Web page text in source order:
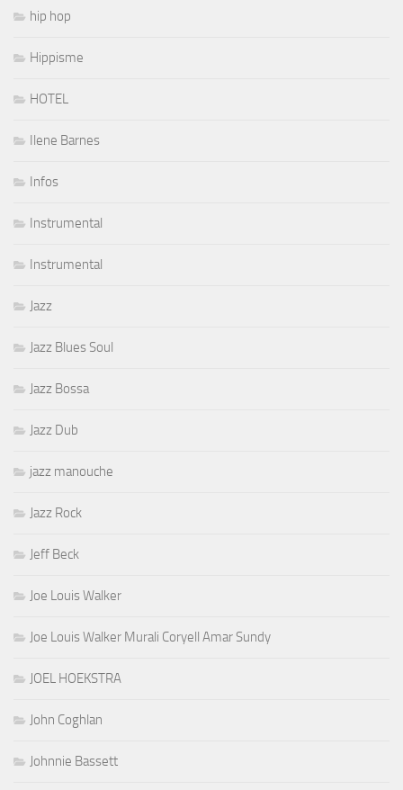
hip hop
Hippisme
HOTEL
Ilene Barnes
Infos
Instrumental
Instrumental
Jazz
Jazz Blues Soul
Jazz Bossa
Jazz Dub
jazz manouche
Jazz Rock
Jeff Beck
Joe Louis Walker
Joe Louis Walker Murali Coryell Amar Sundy
JOEL HOEKSTRA
John Coghlan
Johnnie Bassett